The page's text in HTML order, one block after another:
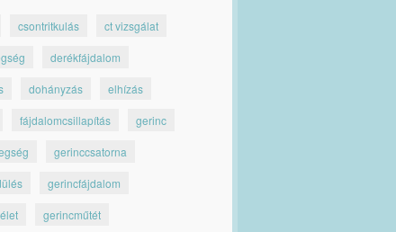
csontritkulás ct vizsgálat
derékfájdalom
dohányzás elhízás
fájdalomcsillapítás gerinc
gerinccsatorna
gerincfájdalom
gerincműtét